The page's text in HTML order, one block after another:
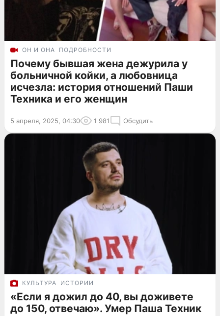
ОН И ОНА ПОДРОБНОСТИ
Почему бывшая жена дежурила у
больничной койки, а любовница
исчезла: история отношений Паши
Техника и его женщин
5 апреля, 2025, 04:30 1 981 Обсудить
КУЛЬТУРА ИСТОРИИ
«Если я дожил до 40, вы доживете
до 150, отвечаю». Умер Паша Техник